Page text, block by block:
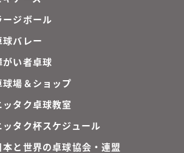
ージボール
球バレー
がい者卓球
球場＆ショップ
ッタク卓球教室
ッタク杯スケジュール
本と世界の卓球協会・連盟